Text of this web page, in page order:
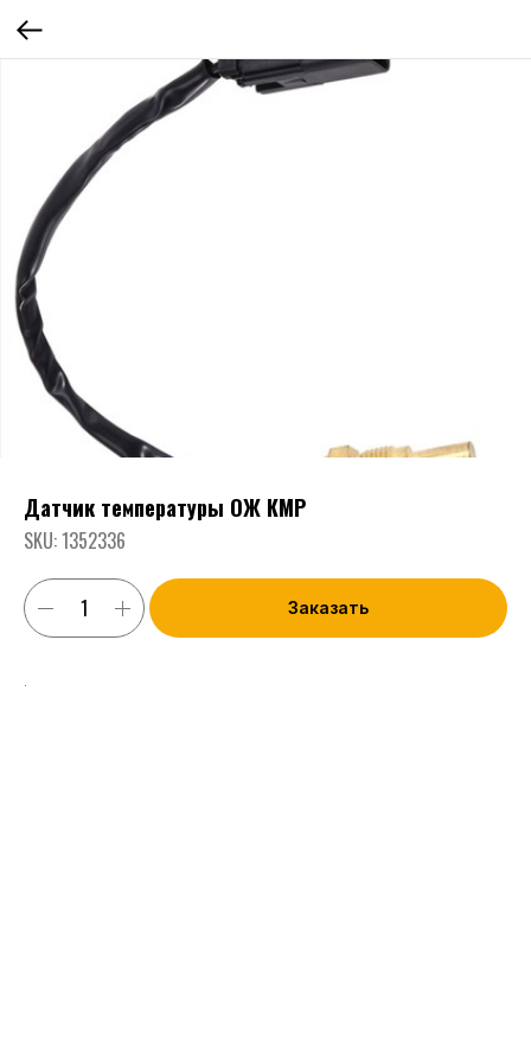
Датчик температуры ОЖ КМР
SKU:1352336
Заказать